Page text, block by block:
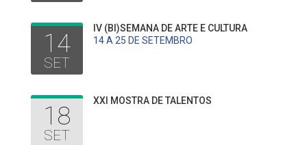
14
SET
IV (BI)SEMANA DE ARTE E CULTURA
14 A 25 DE SETEMBRO
18
SET
XXI MOSTRA DE TALENTOS